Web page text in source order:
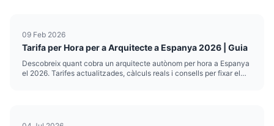
09 Feb 2026
Tarifa per Hora per a Arquitecte a Espanya 2026 | Guia
Descobreix quant cobra un arquitecte autònom per hora a Espanya
el 2026. Tarifes actualitzades, càlculs reals i consells per fixar el